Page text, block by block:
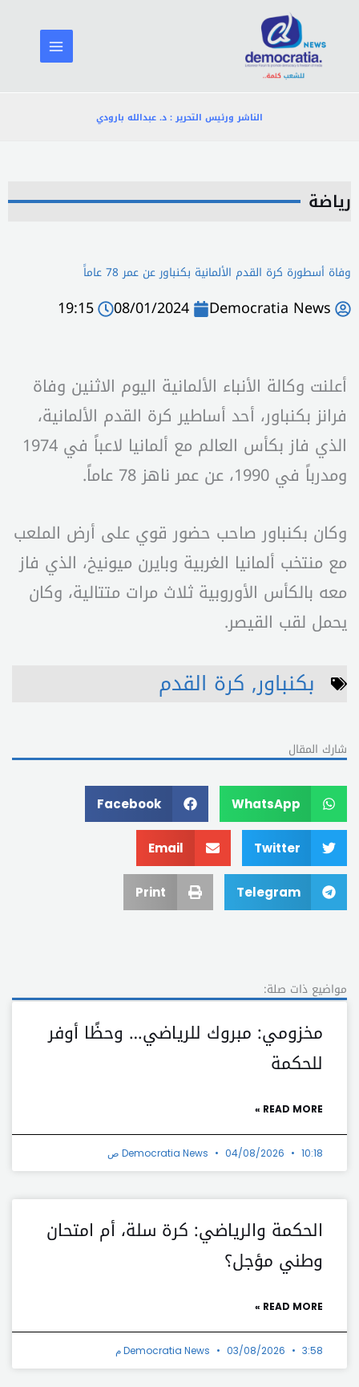
المحتوى
الناشر ورئيس التحرير : د. عبدالله بارودي
رياضة
وفاة أسطورة كرة القدم الألمانية بكنباور عن عمر 78 عاماً
Democratia News
08/01/2024
19:15
أعلنت وكالة الأنباء الألمانية اليوم الاثنين وفاة
فرانز بكنباور، أحد أساطير كرة القدم الألمانية،
الذي فاز بكأس العالم مع ألمانيا لاعباً في 1974
ومدرباً في 1990، عن عمر ناهز 78 عاماً.
وكان بكنباور صاحب حضور قوي على أرض الملعب
مع منتخب ألمانيا الغربية وبايرن ميونيخ، الذي فاز
معه بالكأس الأوروبية ثلاث مرات متتالية، وكان
يحمل لقب القيصر.
بكنباور, كرة القدم
شارك المقال
WhatsApp
Facebook
Twitter
Email
Telegram
Print
مواضيع ذات صلة:
مخزومي: مبروك للرياضي… وحظًا أوفر
للحكمة
READ MORE »
Democratia News 04/08/2026 10:18 ص
الحكمة والرياضي: كرة سلة، أم امتحان
وطني مؤجل؟
READ MORE »
Democratia News 03/08/2026 3:58 م